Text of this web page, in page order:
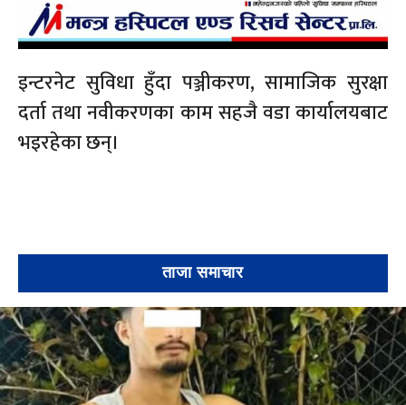
इन्टरनेट सुविधा हुँदा पञ्जीकरण, सामाजिक सुरक्षा
दर्ता तथा नवीकरणका काम सहजै वडा कार्यालयबाट
भइरहेका छन्।
ताजा समाचार